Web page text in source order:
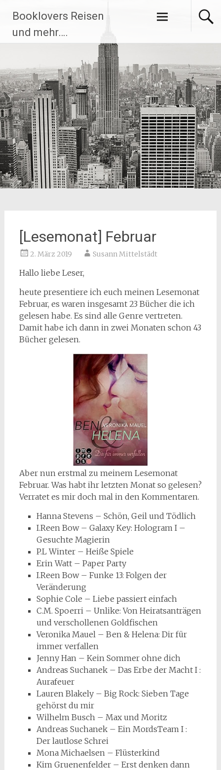
Inhalt
springen
Booklovers Reisen
und mehr….
[Lesemonat] Februar
2. März 2019 Susann Mittelstädt
Hallo liebe Leser,
heute presentiere ich euch meinen Lesemonat
Februar, es waren insgesamt 23 Bücher die ich
gelesen habe. Es sind alle Genre vertreten.
Damit habe ich dann in zwei Monaten schon 43
Bücher gelesen.
Aber nun erstmal zu meinem Lesemonat
Februar. Was habt ihr letzten Monat so gelesen?
Verratet es mir doch mal in den Kommentaren.
Hanna Stevens – Schön, Geil und Tödlich
I.Reen Bow – Galaxy Key: Hologram I –
Gesuchte Magierin
P.L Winter – Heiße Spiele
Erin Watt – Paper Party
I.Reen Bow – Funke 13: Folgen der
Veränderung
Sophie Cole – Liebe passiert einfach
C.M. Spoerri – Unlike: Von Heiratsanträgen
und verschollenen Goldfischen
Veronika Mauel – Ben & Helena: Dir für
immer verfallen
Jenny Han – Kein Sommer ohne dich
Andreas Suchanek – Das Erbe der Macht I :
Aurafeuer
Lauren Blakely – Big Rock: Sieben Tage
gehörst du mir
Wilhelm Busch – Max und Moritz
Andreas Suchanek – Ein MordsTeam I :
Der lautlose Schrei
Mona Michaelsen – Flüsterkind
Kim Gruenenfelder – Erst denken dann